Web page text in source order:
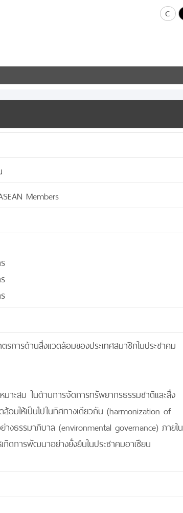
c
Members
รการด้านสิ่งแวดล้อมของประเทศสมาชิกในประชาคม
มาะสม ในด้านการจัดการทรัพยากรธรรมชาติและสิ่ง
มให้เป็นไปในทิศทางเดียวกัน (harmonization of
งธรรมาภิบาล (environmental governance) ภายใน
กิดการพัฒนาอย่างยั่งยืนในประชาคมอาเซียน